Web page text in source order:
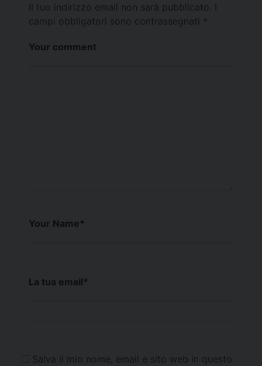
Il tuo indirizzo email non sarà pubblicato.
campi obbligatori sono contrassegnati *
Your comment
Your Name*
La tua email*
Salva il mio nome, email e sito web in questo